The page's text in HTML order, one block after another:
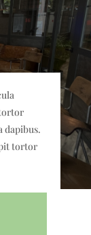
dapibus.
tortor